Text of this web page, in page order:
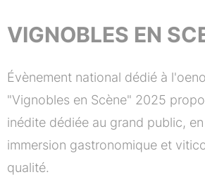
VIGNOBLES EN
Évènement national dédié à
"Vignobles en Scène" 2025
inédite dédiée au grand public,
immersion gastronomique et
qualité.